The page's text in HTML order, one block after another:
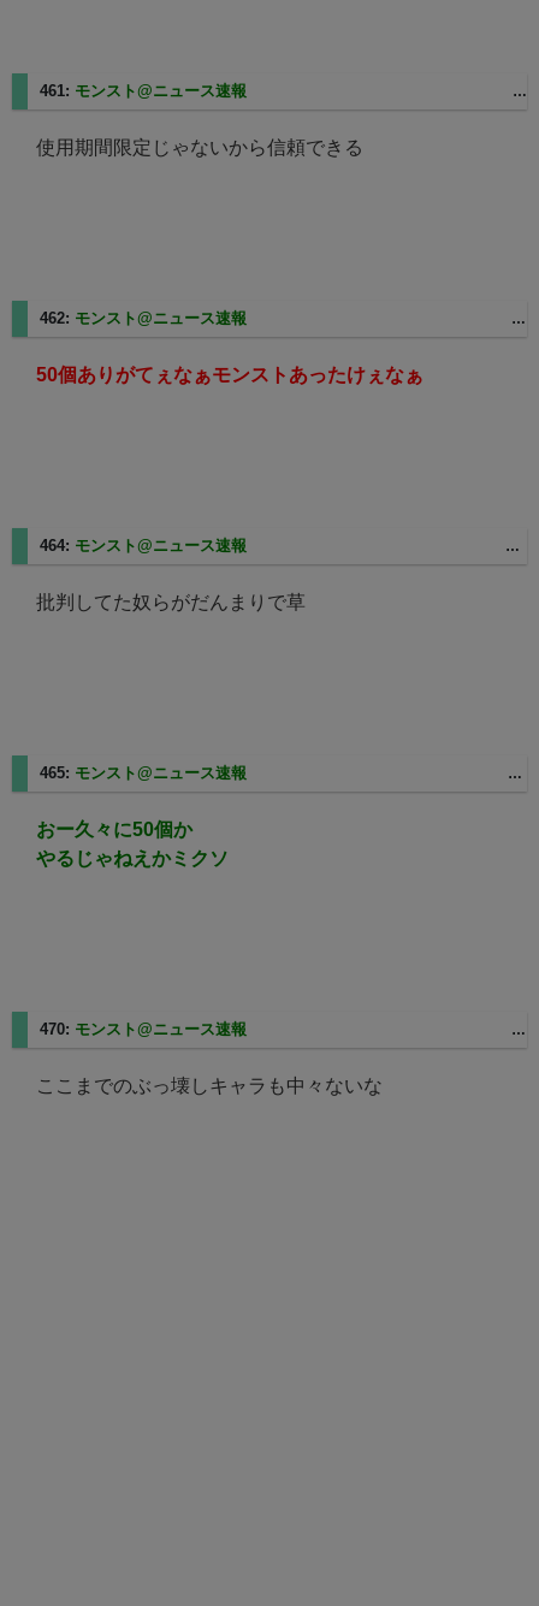
461: モンスト@ニュース速報
使用期間限定じゃないから信頼できる
462: モンスト@ニュース速報
50個ありがてぇなぁモンストあったけぇなぁ
464: モンスト@ニュース速報
批判してた奴らがだんまりで草
465: モンスト@ニュース速報
おー久々に50個か
やるじゃねえかミクソ
470: モンスト@ニュース速報
ここまでのぶっ壊しキャラも中々ないな